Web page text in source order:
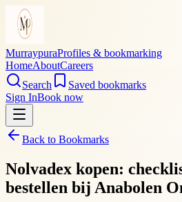
MurraypuraProfiles & bookmarking
HomeAboutCareers
Search
Saved bookmarks
Sign InBook now
Back to Bookmarks
Nolvadex kopen:
bestellen bij Anabolen